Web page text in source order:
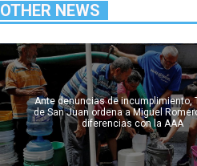
OTHER NEWS
Ante denuncias de incumplimiento,
de San Juan ordena a Miguel
diferencias con la AAA